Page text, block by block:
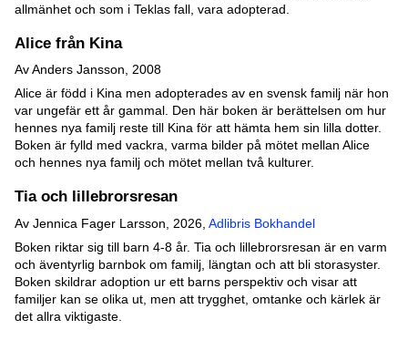
allmänhet och som i Teklas fall, vara adopterad.
Alice från Kina
Av Anders Jansson, 2008
Alice är född i Kina men adopterades av en svensk familj när hon
var ungefär ett år gammal. Den här boken är berättelsen om hur
hennes nya familj reste till Kina för att hämta hem sin lilla dotter.
Boken är fylld med vackra, varma bilder på mötet mellan Alice
och hennes nya familj och mötet mellan två kulturer.
Tia och lillebrorsresan
Av Jennica Fager Larsson, 2026, Adlibris Bokhandel
Boken riktar sig till barn 4-8 år. Tia och lillebrorsresan är en varm
och äventyrlig barnbok om familj, längtan och att bli storasyster.
Boken skildrar adoption ur ett barns perspektiv och visar att
familjer kan se olika ut, men att trygghet, omtanke och kärlek är
det allra viktigaste.